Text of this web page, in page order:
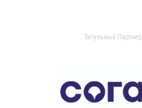
Титульный Партнер